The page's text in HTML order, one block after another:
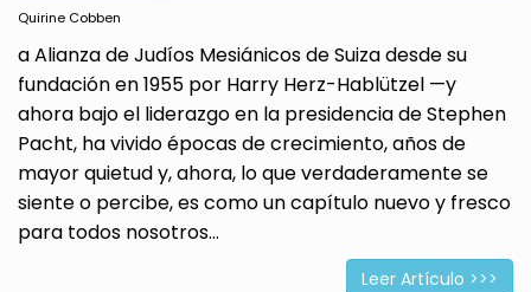
Quirine Cobben
a Alianza de Judíos Mesiánicos de Suiza desde su
fundación en 1955 por Harry Herz-Hablützel —y
ahora bajo el liderazgo en la presidencia de Stephen
Pacht, ha vivido épocas de crecimiento, años de
mayor quietud y, ahora, lo que verdaderamente se
siente o percibe, es como un capítulo nuevo y fresco
para todos nosotros...
Leer Artículo >>>